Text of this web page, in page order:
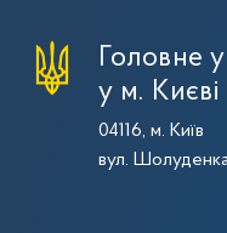
Головне
у м. Києві
04116, м. Київ
вул.